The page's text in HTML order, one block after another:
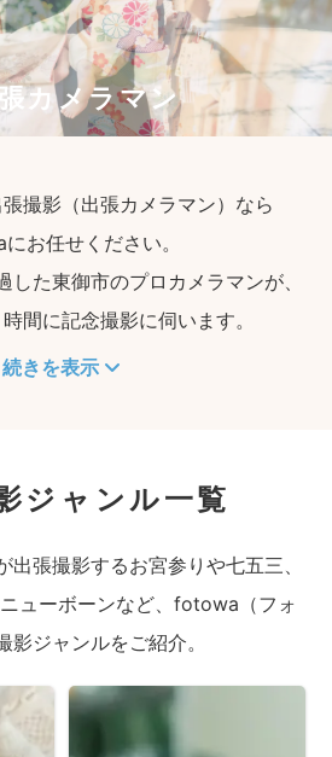
カメラマン
撮影（出張カメラマン）なら
お任せください。
した東御市のプロカメラマンが、
間に記念撮影に伺います。
続きを表示
ジャンル一覧
出張撮影するお宮参りや七五三、
ューボーンなど、fotowa（フォ
影ジャンルをご紹介。